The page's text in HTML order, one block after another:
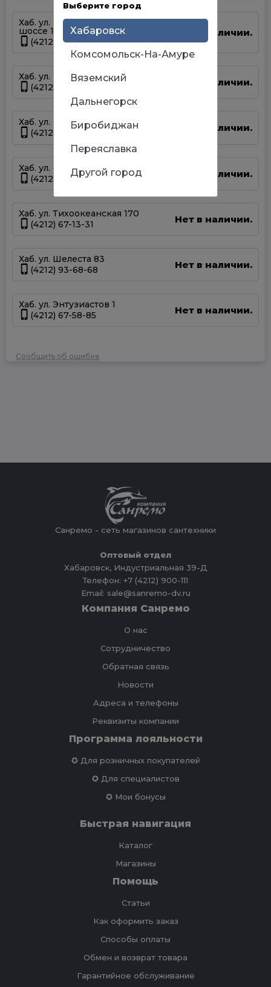
Хаб. ул. Матвеевское
шоссе 13А
(4212) 69-93-93
Нет в наличии.
Хаб. ул. Панфиловцев 14Б
(4212) 63-22-47
Нет в наличии.
Хаб. ул. Серышева 34
(4212) 47-44-66
Нет в наличии.
Хаб. ул. Суворова 45
(4212) 50-67-37
Нет в наличии.
Хаб. ул. Тихоокеанская 170
(4212) 67-13-31
Нет в наличии.
Хаб. ул. Шелеста 83
(4212) 93-68-68
Нет в наличии.
Хаб. ул. Энтузиастов 1
(4212) 67-58-85
Нет в наличии.
Сообщить об ошибке
Санремо - сеть магазинов сантехники
Оптовый отдел
Хабаровск, Индустриальная 39-Д
Телефон: +7 (4212) 900-111
Email: sale@sanremo-dv.ru
Компания Санремо
О нас
Сотрудничество
Обратная связь
Новости
Адреса и телефоны
Реквизиты компании
Программа лояльности
✪ Для розничных покупателей
✪ Для специалистов
✪ Мои бонусы
Быстрая навигация
Каталог
Магазины
Помощь
Статьи
Как оформить заказ
Способы оплаты
Обмен и возврат товара
Гарантийное обслуживание
Выберите город
Хабаровск
Комсомольск-На-Амуре
Вяземский
Дальнегорск
Биробиджан
Переяславка
Другой город